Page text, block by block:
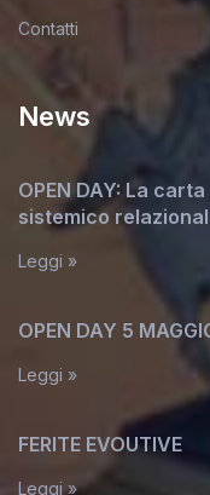
Contatti
News
OPEN DAY: La
sistemico
Leggi »
OPEN DAY 5
Leggi »
FERITE EVOUTIVE
Leggi »